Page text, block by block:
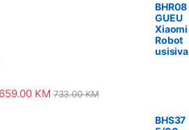
BHR08
GUEU
Xiaomi
Robot
usisiva
659.00 KM 733.00KM
BHS37